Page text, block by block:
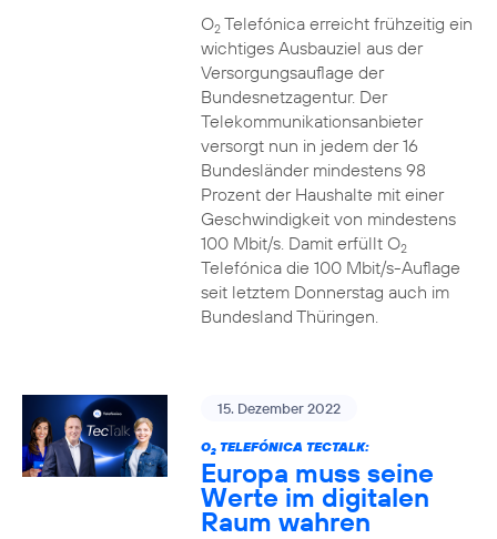
O2Telefónica erreicht frühzeitig ein
wichtiges Ausbauziel aus der
Versorgungsauflage der
Bundesnetzagentur. Der
Telekommunikationsanbieter
versorgt nun in jedem der 16
Bundesländer mindestens 98
Prozent der Haushalte mit einer
Geschwindigkeit von mindestens
100 Mbit/s. Damit erfüllt O2
Telefónica die 100 Mbit/s-Auflage
seit letztem Donnerstag auch im
Bundesland Thüringen.
15. Dezember 2022
O2TELEFÓNICA TECTALK:
Europa muss seine
Werte im digitalen
Raum wahren